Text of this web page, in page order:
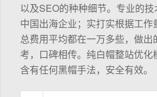
以及SEO的种种细节。专业的
中国出海企业；实打实根据工
总费用平均都在一万多些，做
考，口碑相传。纯白帽整站优化
含有任何黑帽手法，安全有效。